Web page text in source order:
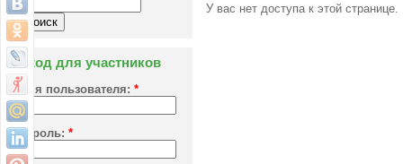
Вход для участников
Имя пользователя: *
Пароль: *
У вас нет доступа к этой странице.